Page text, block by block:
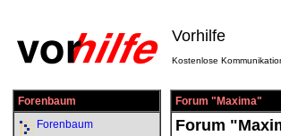
Vorhilfe
Kostenlose
Forenbaum
Forenbaum
Forum "Maxima"
Forum